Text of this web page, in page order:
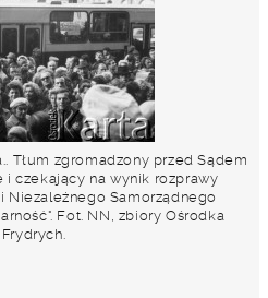
Tłum zgromadzony przed Sądem
czekający na wynik rozprawy
Niezależnego Samorządnego
Fot. NN, zbiory Ośrodka